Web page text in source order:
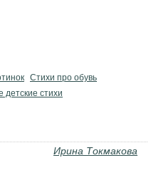
Стихи про обувь
детские стихи
Ирина Токмакова